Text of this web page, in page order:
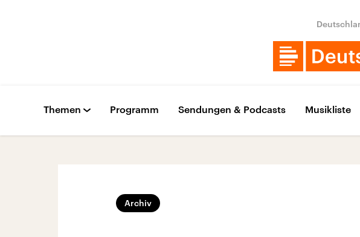
Themen Programm Sendungen & Podcasts Musikliste
Archiv